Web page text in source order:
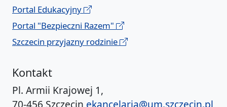
Portal Edukacyjny
Portal "Bezpieczni Razem"
Szczecin przyjazny rodzinie
Kontakt
Pl. Armii Krajowej 1,